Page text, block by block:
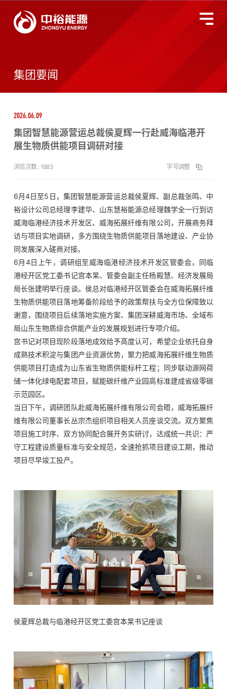
燃气业务
投资者关系
新闻动态
企业文化
人才发展
物资招标
联系我们
集团要闻
2026.06.09
集团智慧能源营运总裁侯夏辉一行赴威海临港开
展生物质供能项目调研对接
浏览次数 : 1883 字号调整
6月4日至5日，集团智慧能源营运总裁侯夏辉、副总裁张鸣、中
裕设计公司总经理李建华、山东慧裕能源总经理魏学全一行到访
威海临港经济技术开发区、威海拓展纤维有限公司，开展商务拜
访与项目实地调研，多方围绕生物质供能项目落地建设、产业协
同发展深入磋商对接。
6月4日上午，调研组至威海临港经济技术开发区管委会，同临
港经开区党工委书记宫本杲、管委会副主任杨殿慧、经济发展局
局长张建明举行座谈。侯总对临港经开区管委会在威海拓展纤维
生物质供能项目落地筹备阶段给予的政策帮扶与全方位保障致以
谢意，围绕项目后续落地实施方案、集团深耕威海市场、全域布
局山东生物质综合供能产业的发展规划进行专项介绍。
宫书记对项目现阶段落地成效给予高度认可，希望企业依托自身
成熟技术积淀与集团产业资源优势，聚力把威海拓展纤维生物质
供能项目打造成为山东省生物质供能标杆工程；同步联动源网荷
储一体化绿电配套项目，赋能碳纤维产业园高标准建成省级零碳
示范园区。
当日下午，调研团队赴威海拓展纤维有限公司会晤，威海拓展纤
维有限公司董事长丛宗杰组织项目相关人员座谈交流。双方聚焦
项目施工时序、双方协同配合展开务实研讨，达成统一共识：严
守工程建设质量标准与安全规范，全速抢抓项目建设工期，推动
项目尽早竣工投产。
侯夏辉总裁与临港经开区党工委宫本杲书记座谈